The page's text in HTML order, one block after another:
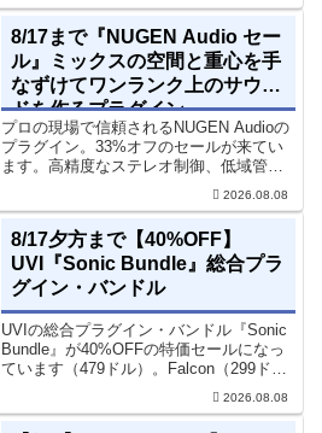
8/17まで『NUGEN Audio セー
ル』ミックスの空間と重心を手
なずけてワンランク上のサウン
ドを作るプラグイン
プロの現場で信頼されるNUGEN Audioの
プラグイン。33%オフのセールが来てい
ます。高精度なステレオ制御、低域管
理、リバーブツールが揃っています。モ
ノラル再生でも崩さずにミックス全体の
立体感と明瞭さを改善させることができ
ます。現在、全...
2026.08.08
8/17夕方まで【40%OFF】
UVI『Sonic Bundle』総合プラ
グイン・バンドル
UVIの総合プラグイン・バンドル『Sonic
Bundle』が40%OFFの特価セールになっ
ています（479ドル）。Falcon（299ド
ル）も入っています。UVI Sonic Bundle
Sale - 40% OFF＊セール終了予定日：...
2026.08.08